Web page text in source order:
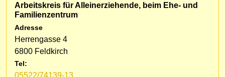
Arbeitskreis für Alleinerziehende, beim Ehe- und
Familienzentrum
Adresse
Herrengasse 4
6800 Feldkirch
Tel:
05522/74139-13